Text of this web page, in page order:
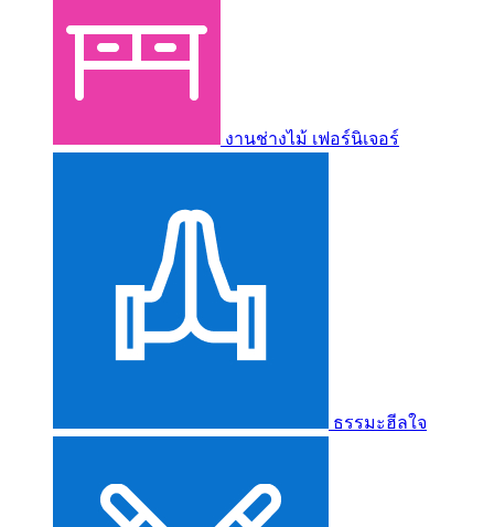
งานช่างไม้ เฟอร์นิเจอร์
ธรรมะฮีลใจ